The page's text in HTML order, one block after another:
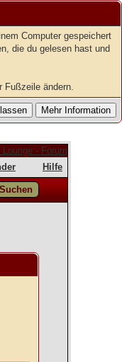
Computer gespeichert
die du gelesen hast und
Fußzeile ändern.
Hilfe